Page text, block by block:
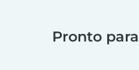
Pronto